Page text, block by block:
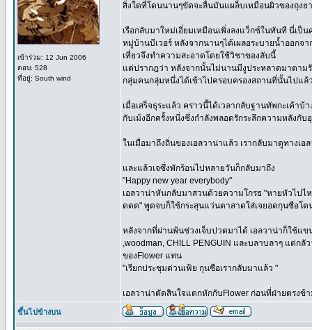
เข้าร่วม: 12 Jun 2006
ตอบ: 528
ที่อยู่: South wind
สิ่งใดที่โดนนานๆขัดจะลื่นมันแผล็บเหมือนผิวของถุงย
เรือกลับมาใหม่เอี่ยมเหมือนเพิ่งลงแว็กซ์ในทันที นี่เป็
หมู่บ้านบีเวอร์ หลังจากนานๆได้เผลอระบายน้ำออก
เที่ยวจึงทำความสะอาดโดยใช้วิชาของลับนี้
แต่ปรากฎว่า หลังจากนั้นไม่นานมีงูประหลาดมาตาม
กลุ่มคนกลุ่มหนึ่งได้เข้าไปครอบครองสถานที่นั้นไปแล้
เมื่อเสร็จธุระแล้ว คราวนี้ได้เวลากลับฐานทัพกะเค้า
กับเม้งอีกครั้งหนึ่งซึ่งกำลังพลอดรักระลึกความหลังกับ
ในเมื่อมาถึงถิ่นของเอลวาน่าแล้ว เรากลับมาดูทางเ
และแล้วเจซึ่งพักร้อนไปหลายวันก็กลับมาถึง
"Happy new year everybody"
เอลวาน่าหันกลับมาสวนด้วยความโกรธ "หายหัวไป
ดดด" พูดจบก็ใช้กระสุนแว่นตาสาดใส่เจยอดกุนซือโด
หลังจากที่ผ่านพ้นช่วงเจ็บปวดมาได้ เอลวาน่าก็ใช้แ
,woodman, CHILL PENGUIN และบลาบลาๆ แต่ก
ของFlower แทน
"เรียกประชุมด่วนเฟ้ย กุนซือเรากลับมาแล้ว "
เอลวาน่าตัดสินใจแตกหักกับFlower ก่อนที่ฝ่ายตรง
ขึ้นไปข้างบน